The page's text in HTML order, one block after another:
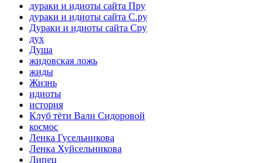
дураки и идиоты сайта Пру
дураки и идиоты сайта С.ру
Дураки и идиоты сайта Сру
дух
Душа
жидовская ложь
жиды
Жизнь
идиоты
история
Клуб тёти Вали Сидоровой
космос
Ленка Гусельникова
Ленка Хуйсельникова
Липец